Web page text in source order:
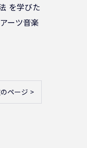
を学びた
ーツ音楽
ページ >